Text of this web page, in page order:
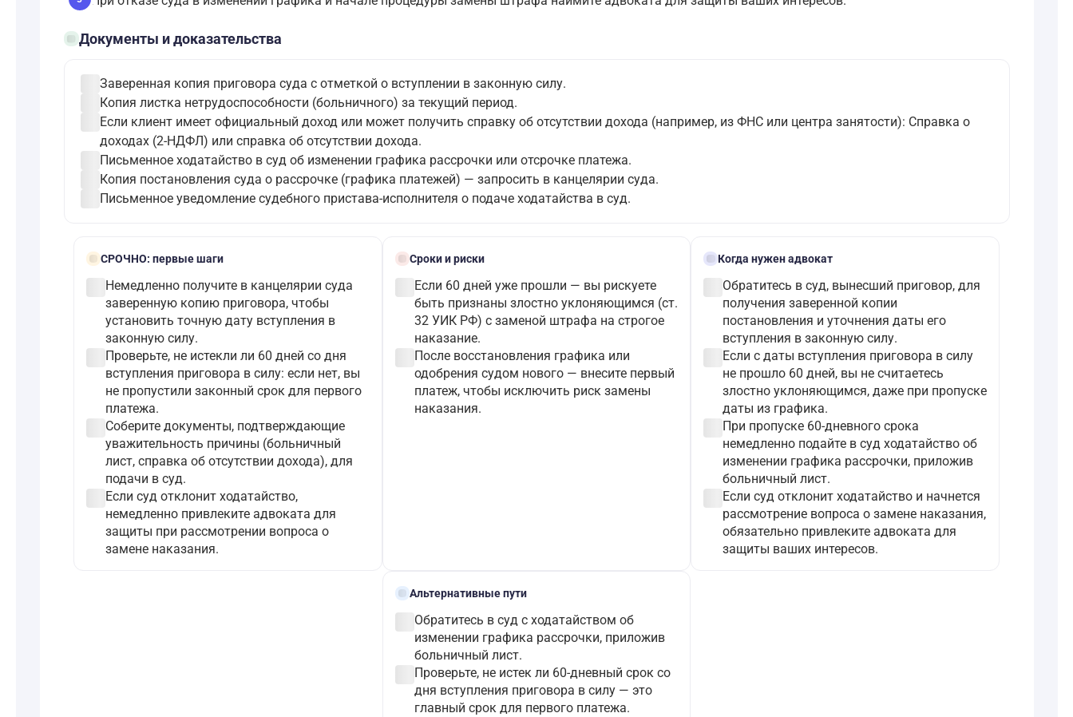
folder_openДокументы и доказательства
Заверенная копия приговора суда с отметкой о вступлении в законную силу.
Копия листка нетрудоспособности (больничного) за текущий период.
Если клиент имеет официальный доход или может получить справку об отсутствии дохода (например, из ФНС или центра занятости): Справка о
доходах (2-НДФЛ) или справка об отсутствии дохода.
Письменное ходатайство в суд об изменении графика рассрочки или отсрочке платежа.
Копия постановления суда о рассрочке (графика платежей) — запросить в канцелярии суда.
Письменное уведомление судебного пристава-исполнителя о подаче ходатайства в суд.
boltСРОЧНО: первые шаги
Немедленно получите в канцелярии суда
заверенную копию приговора, чтобы
установить точную дату вступления в
законную силу.
Проверьте, не истекли ли 60 дней со дня
вступления приговора в силу: если нет, вы
не пропустили законный срок для первого
платежа.
Соберите документы, подтверждающие
уважительность причины (больничный
лист, справка об отсутствии дохода), для
подачи в суд.
Если суд отклонит ходатайство,
немедленно привлеките адвоката для
защиты при рассмотрении вопроса о
замене наказания.
schedule Сроки и риски
Если 60 дней уже прошли — вы рискуете
быть признаны злостно уклоняющимся (ст.
32 УИК РФ) с заменой штрафа на строгое
наказание.
После восстановления графика или
одобрения судом нового — внесите первый
платеж, чтобы исключить риск замены
наказания.
gavelКогда нужен адвокат
Обратитесь в суд, вынесший приговор, для
получения заверенной копии
постановления и уточнения даты его
вступления в законную силу.
Если с даты вступления приговора в силу
не прошло 60 дней, вы не считаетесь
злостно уклоняющимся, даже при пропуске
даты из графика.
При пропуске 60-дневного срока
немедленно подайте в суд ходатайство об
изменении графика рассрочки, приложив
больничный лист.
Если суд отклонит ходатайство и начнется
рассмотрение вопроса о замене наказания,
обязательно привлеките адвоката для
защиты ваших интересов.
alt_routeАльтернативные пути
Обратитесь в суд с ходатайством об
изменении графика рассрочки, приложив
больничный лист.
Проверьте, не истек ли 60-дневный срок со
дня вступления приговора в силу — это
главный срок для первого платежа.